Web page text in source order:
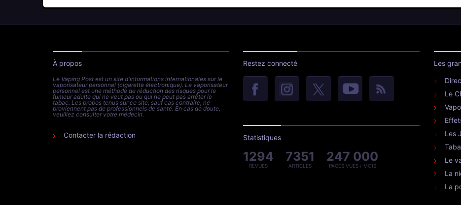
À propos
Le Vaping Post est un site d'informations internationales sur le
vaporisateur personnel (cigarette électronique). Le vaporisateur
personnel est une méthode de réduction des risques pour le
fumeur adulte qui ne veut pas ou qui ne peut pas arrêter le
tabac. Les propos tenus sur ce site, sauf cas contraire, ne
proviennent pas de professionnels de santé. En cas de doute,
veuillez consulter votre médecin.
Contacter la rédaction
Restez connecté
Statistiques
1294
REVUES
7351
ARTICLES
247 000
PAGES VUES / MOIS
Les
Le
Les
Le
La
La